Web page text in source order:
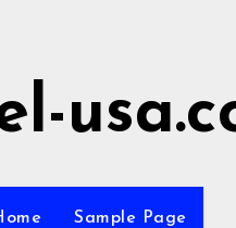
Sample Page